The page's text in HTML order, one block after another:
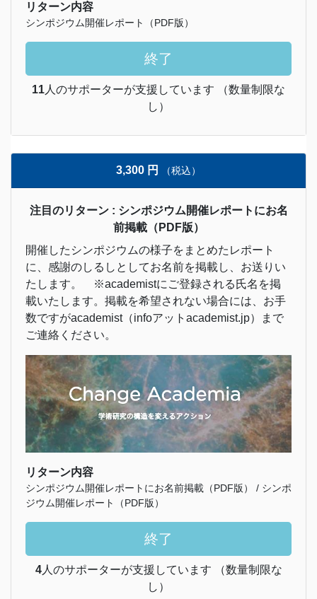
リターン内容
シンポジウム開催レポート（PDF版）
終了
11人のサポーターが支援しています （数量制限な
し）
3,300 円 （税込）
注目のリターン : シンポジウム開催レポートにお名
前掲載（PDF版）
開催したシンポジウムの様子をまとめたレポート
に、感謝のしるしとしてお名前を掲載し、お送りい
たします。 ※academistにご登録される氏名を掲
載いたします。掲載を希望されない場合には、お手
数ですがacademist（infoアットacademist.jp）まで
ご連絡ください。
リターン内容
シンポジウム開催レポートにお名前掲載（PDF版） / シンポ
ジウム開催レポート（PDF版）
終了
4人のサポーターが支援しています （数量制限な
し）